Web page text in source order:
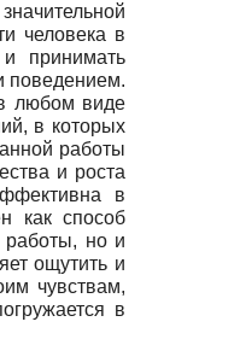
человека в
и принимать
поведением.
любом виде
в которых
работы
и роста
в
как способ
работы, но и
ощутить и
чувствам,
в